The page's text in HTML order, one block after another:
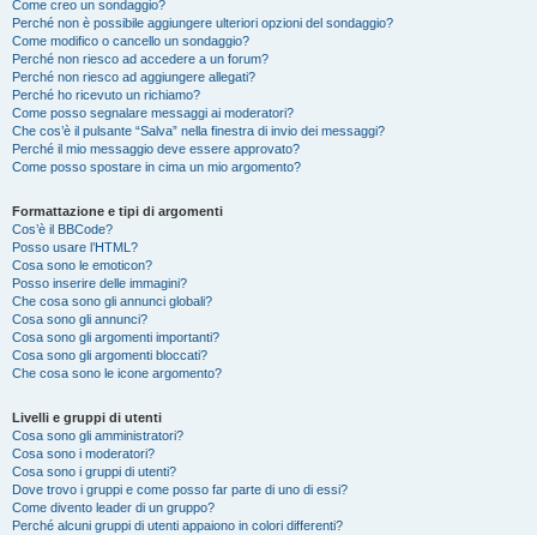
Come creo un sondaggio?
Perché non è possibile aggiungere ulteriori opzioni del sondaggio?
Come modifico o cancello un sondaggio?
Perché non riesco ad accedere a un forum?
Perché non riesco ad aggiungere allegati?
Perché ho ricevuto un richiamo?
Come posso segnalare messaggi ai moderatori?
Che cos’è il pulsante “Salva” nella finestra di invio dei messaggi?
Perché il mio messaggio deve essere approvato?
Come posso spostare in cima un mio argomento?
Formattazione e tipi di argomenti
Cos’è il BBCode?
Posso usare l’HTML?
Cosa sono le emoticon?
Posso inserire delle immagini?
Che cosa sono gli annunci globali?
Cosa sono gli annunci?
Cosa sono gli argomenti importanti?
Cosa sono gli argomenti bloccati?
Che cosa sono le icone argomento?
Livelli e gruppi di utenti
Cosa sono gli amministratori?
Cosa sono i moderatori?
Cosa sono i gruppi di utenti?
Dove trovo i gruppi e come posso far parte di uno di essi?
Come divento leader di un gruppo?
Perché alcuni gruppi di utenti appaiono in colori differenti?